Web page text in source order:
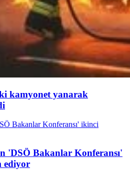
kamyonet yanarak
'DSÖ Bakanlar Konferansı'
ediyor